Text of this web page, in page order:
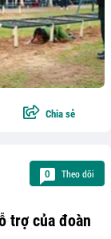
Chia sẻ
0 Theo dõi
trợ của đoàn